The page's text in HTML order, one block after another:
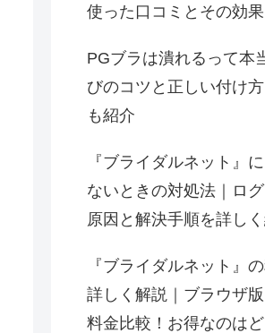
使った口コミとその効
PGブラは潰れるって本
びのコツと正しい付け
も紹介
『ブライダルネット』
ないときの対処法｜ロ
原因と解決手順を詳し
『ブライダルネット』
詳しく解説｜ブラウザ
料金比較！お得なのはど